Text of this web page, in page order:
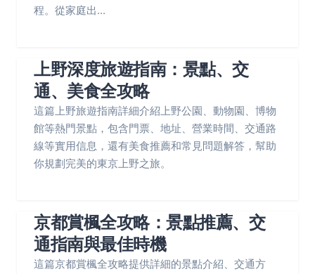
程。從家庭出...
上野深度旅遊指南：景點、交
通、美食全攻略
這篇上野旅遊指南詳細介紹上野公園、動物園、博物
館等熱門景點，包含門票、地址、營業時間、交通路
線等實用信息，還有美食推薦和常見問題解答，幫助
你規劃完美的東京上野之旅。
京都賞楓全攻略：景點推薦、交
通指南與最佳時機
這篇京都賞楓全攻略提供詳細的景點介紹、交通方